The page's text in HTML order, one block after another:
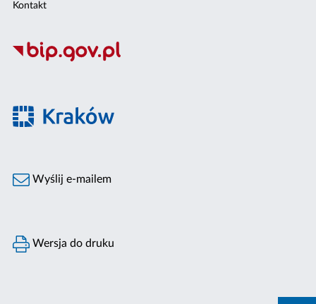
Kontakt
Wyślij e-mailem
Wersja do druku